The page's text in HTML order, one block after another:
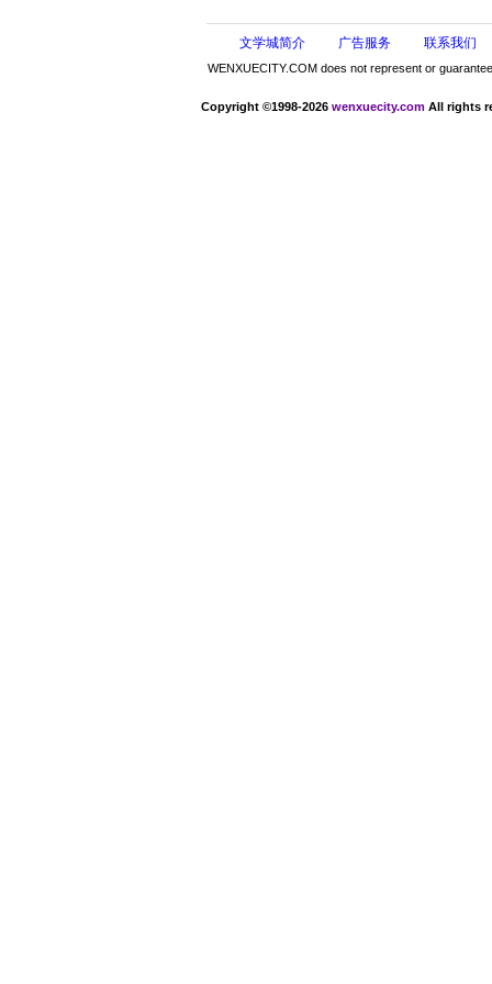
文学城简介 广告服务 联系我们
WENXUECITY.COM does not represent or
Copyright ©1998-2026 wenxuecity.com All rights